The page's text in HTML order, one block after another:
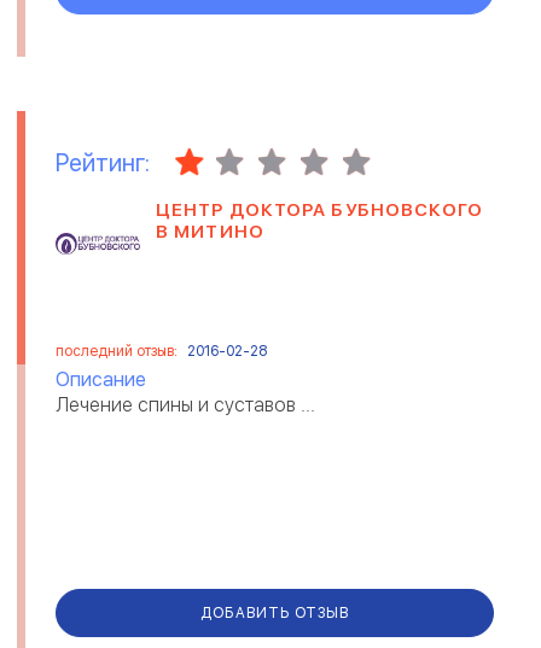
Рейтинг:
ЦЕНТР ДОКТОРА БУБНОВСКОГО
В МИТИНО
последний отзыв: 2016-02-28
Описание
Лечение спины и суставов ...
ДОБАВИТЬ ОТЗЫВ